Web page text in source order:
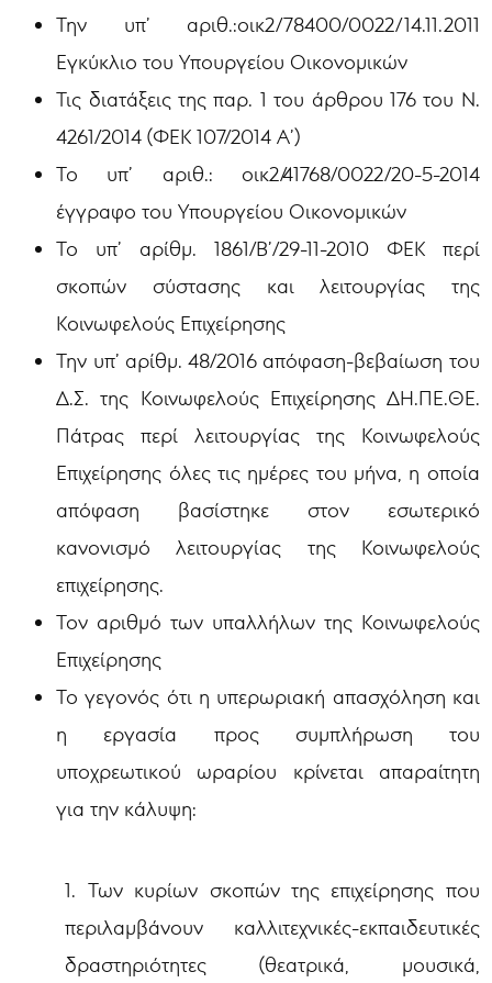
Την υπ’ αριθ.:οικ2/78400/0022/14.11.2011
Εγκύκλιο του Υπουργείου Οικονομικών
Τις διατάξεις της παρ. 1 του άρθρου 176 του Ν.
4261/2014 (ΦΕΚ 107/2014 Α’)
Το υπ’ αριθ.: οικ2/41768/0022/20-5-2014
έγγραφο του Υπουργείου Οικονομικών
Το υπ’ αρίθμ. 1861/Β’/29-11-2010 ΦΕΚ περί
σκοπών σύστασης και λειτουργίας της
Κοινωφελούς Επιχείρησης
Την υπ’ αρίθμ. 48/2016 απόφαση-βεβαίωση του
Δ.Σ. της Κοινωφελούς Επιχείρησης ΔΗ.ΠΕ.ΘΕ.
Πάτρας περί λειτουργίας της Κοινωφελούς
Επιχείρησης όλες τις ημέρες του μήνα, η οποία
απόφαση βασίστηκε στον εσωτερικό
κανονισμό λειτουργίας της Κοινωφελούς
επιχείρησης.
Τον αριθμό των υπαλλήλων της Κοινωφελούς
Επιχείρησης
Το γεγονός ότι η υπερωριακή απασχόληση και
η εργασία προς συμπλήρωση του
υποχρεωτικού ωραρίου κρίνεται απαραίτητη
για την κάλυψη:
1. Των κυρίων σκοπών της επιχείρησης που
περιλαμβάνουν καλλιτεχνικές-εκπαιδευτικές
δραστηριότητες (θεατρικά, μουσικά,